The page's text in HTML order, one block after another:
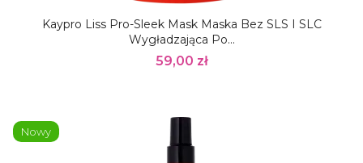
Kaypro Liss Pro-Sleek Mask Maska Bez SLS I SLC
Wygładzająca Po...
59,00 zł
Nowy